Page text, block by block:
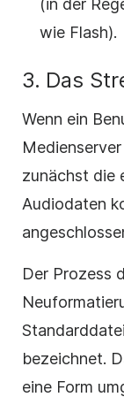
wie Flash).
3. Das
Wenn ein
zunächst die
Audiodaten
Der Prozess
bezeichnet.
eine Form